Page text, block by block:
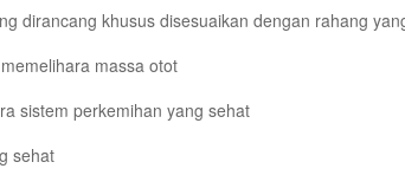
dirancang khusus disesuaikan dengan rahang
massa otot
sistem perkemihan yang sehat
sehat